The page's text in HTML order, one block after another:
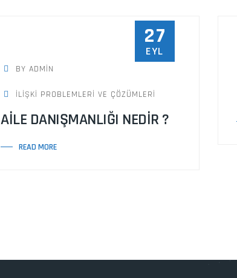
27
EYL
BY ADMIN
İLİŞKİ PROBLEMLERİ VE ÇÖZÜMLERİ
AİLE DANIŞMANLIĞI NEDİR ?
READ MORE